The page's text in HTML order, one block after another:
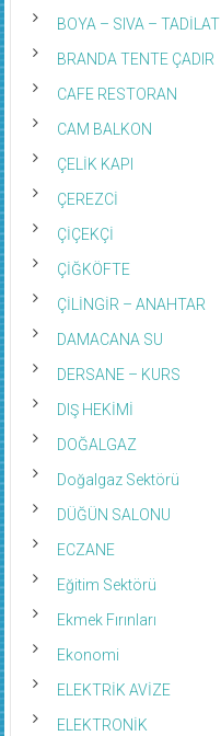
BOYA – SIVA – TADİLAT
BRANDA TENTE ÇADIR
CAFE RESTORAN
CAM BALKON
ÇELİK KAPI
ÇEREZCİ
ÇİÇEKÇİ
ÇİĞKÖFTE
ÇİLİNGİR – ANAHTAR
DAMACANA SU
DERSANE – KURS
DIŞ HEKİMİ
DOĞALGAZ
Doğalgaz Sektörü
DÜĞÜN SALONU
ECZANE
Eğitim Sektörü
Ekmek Fırınları
Ekonomi
ELEKTRİK AVİZE
ELEKTRONİK